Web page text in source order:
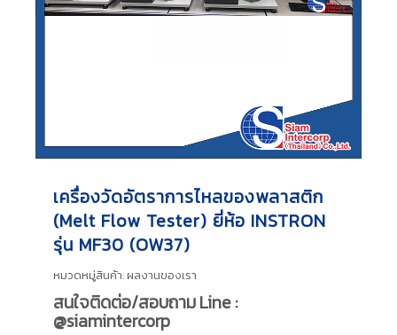
เครื่องวัดอัตราการไหลของพลาสติก
(Melt Flow Tester) ยี่ห้อ INSTRON
รุ่น MF30 (OW37)
หมวดหมู่สินค้า: ผลงานของเรา
สนใจติดต่อ/สอบถาม Line :
@siamintercorp